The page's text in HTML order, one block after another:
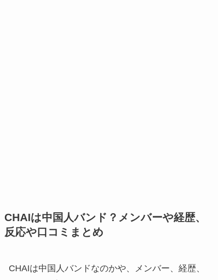
CHAIは中国人バンド？メンバーや経歴、
反応や口コミまとめ
CHAIは中国人バンドなのかや、メンバー、経歴、